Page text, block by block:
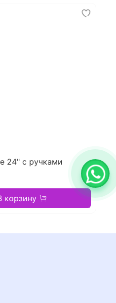
24" с ручками
корзину